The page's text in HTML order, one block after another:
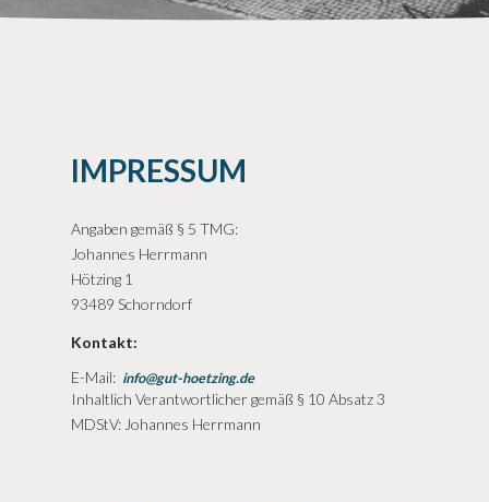
IMPRESSUM
Angaben gemäß § 5 TMG:
Johannes Herrmann
Hötzing 1
93489 Schorndorf
Kontakt:
E-Mail: info@gut-hoetzing.de
Inhaltlich Verantwortlicher gemäß § 10 Absatz 3
MDStV: Johannes Herrmann